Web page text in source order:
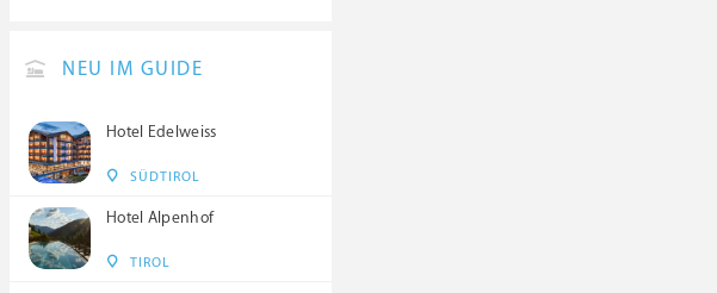
NEU IM GUIDE
Hotel Edelweiss
SÜDTIROL
Hotel Alpenhof
TIROL